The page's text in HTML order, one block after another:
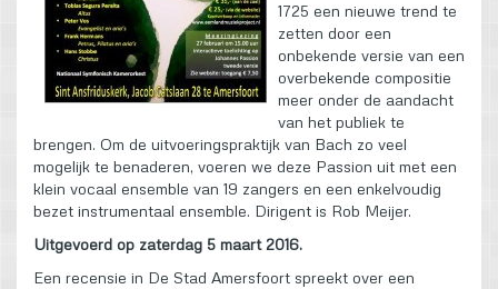
1725 een nieuwe trend te
zetten door een
onbekende versie van een
overbekende compositie
meer onder de aandacht
van het publiek te
brengen. Om de uitvoeringspraktijk van Bach zo veel
mogelijk te benaderen, voeren we deze Passion uit met een
klein vocaal ensemble van 19 zangers en een enkelvoudig
bezet instrumentaal ensemble. Dirigent is Rob Meijer.
Uitgevoerd op zaterdag 5 maart 2016.
Een recensie in De Stad Amersfoort spreekt over een